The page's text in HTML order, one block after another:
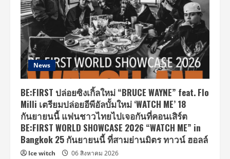
News
BE:FIRST ปล่อยซิงเกิ้ลใหม่ “BRUCE WAYNE” feat. Flo
Milli เตรียมปล่อยอีพีอัลบั้มใหม่ ‘WATCH ME’ 18
กันยายนนี้ แฟนชาวไทยไปเจอกันที่คอนเสิร์ต
BE:FIRST WORLD SHOWCASE 2026 “WATCH ME” in
Bangkok 25 กันยายนนี้ ที่สามย่านมิตร ทาวน์ ฮอลล์
Ice witch 06 สิงหาคม 2026